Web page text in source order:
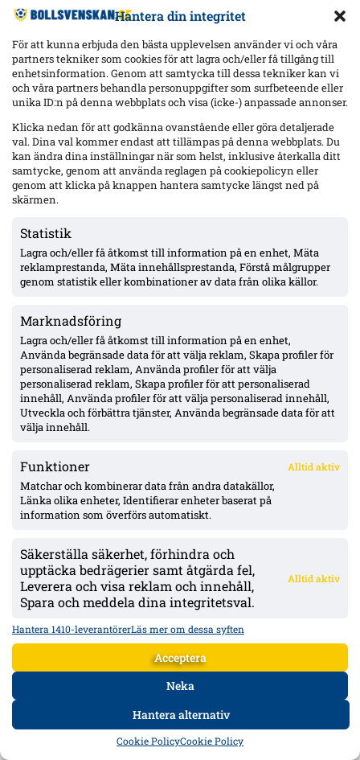
Hantera din integritet
För att kunna erbjuda den bästa upplevelsen använder vi och våra
partners tekniker som cookies för att lagra och/eller få tillgång till
enhetsinformation. Genom att samtycka till dessa tekniker kan vi
och våra partners behandla personuppgifter som surfbeteende eller
unika ID:n på denna webbplats och visa (icke-) anpassade annonser.
Klicka nedan för att godkänna ovanstående eller göra detaljerade
val. Dina val kommer endast att tillämpas på denna webbplats. Du
kan ändra dina inställningar när som helst, inklusive återkalla ditt
samtycke, genom att använda reglagen på cookiepolicyn eller
genom att klicka på knappen hantera samtycke längst ned på
skärmen.
Statistik
Lagra och/eller få åtkomst till information på en enhet, Mäta
reklamprestanda, Mäta innehållsprestanda, Förstå målgrupper
genom statistik eller kombinationer av data från olika källor.
Marknadsföring
Lagra och/eller få åtkomst till information på en enhet,
Använda begränsade data för att välja reklam, Skapa profiler för
personaliserad reklam, Använda profiler för att välja
personaliserad reklam, Skapa profiler för att personaliserad
innehåll, Använda profiler för att välja personaliserad innehåll,
Utveckla och förbättra tjänster, Använda begränsade data för att
välja innehåll.
Funktioner Alltid aktiv
Matchar och kombinerar data från andra datakällor,
Länka olika enheter, Identifierar enheter baserat på
information som överförs automatiskt.
Säkerställa säkerhet, förhindra och
upptäcka bedrägerier samt åtgärda fel,
Leverera och visa reklam och innehåll,
Spara och meddela dina integritetsval.
Alltid aktiv
Hantera 1410-leverantörerLäs mer om dessa syften
Acceptera
Neka
Hantera alternativ
Cookie PolicyCookie Policy
Uppgifter: Djurgården överens med Hønefoss om Sander
Ringberg – miljonbelopp, toppförsäljning från norska
Bollforum.se lanseras – ett nytt diskussionsforum om
Allsvenskan, klubbar och spelare
Uppgifter: Club Brugge nära Abdoulie Manneh – Mjällby
bekräftade flyttplaner efter CL-kvalet
Ligacupen: Djurgården 2–1 IFK Norrköping – nyförvärvet
ANNONS:
Senaste
Uppgifter: Mjällby budar på Sebastian Hansen (Odds BK) –
kontrakt till 2027
Gent-tränaren fördömer Vergaras firande framför Blåvitt-
klacken – Tolf varnades i tumultet
DATA FORUM